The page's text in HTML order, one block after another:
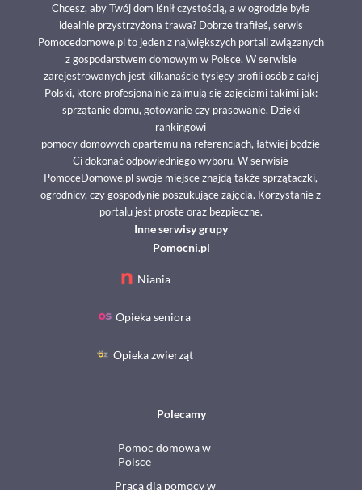
Chcesz, aby Twój dom lśnił czystością, a w ogrodzie była
idealnie przystrzyżona trawa? Dobrze trafiłeś, serwis
Pomocedomowe.pl to jeden z największych portali związanych
z gospodarstwem domowym w Polsce. W serwisie
zarejestrowanych jest kilkanaście tysięcy profili osób z całej
Polski, ktore profesjonalnie zajmują się zajęciami takimi jak:
sprzątanie domu, gotowanie czy prasowanie. Dzięki
rankingowi
pomocy domowych opartemu na referencjach, łatwiej będzie
Ci dokonać odpowiedniego wyboru. W serwisie
PomoceDomowe.pl swoje miejsce znajdą także sprzątaczki,
ogrodnicy, czy gospodynie poszukujące zajęcia. Korzystanie z
portalu jest proste oraz bezpieczne.
Niania
Opieka seniora
Opieka zwierząt
Inne serwisy grupy
Pomocni.pl
Pomoc domowa w
Polsce
Praca dla pomocy w
Polecamy